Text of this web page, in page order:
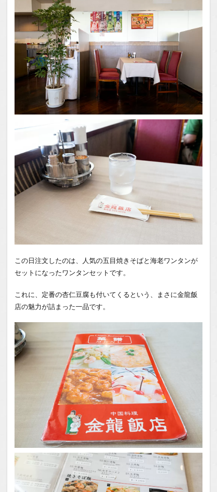
この日注文したのは、人気の五目焼きそばと海老ワンタンが
セットになったワンタンセットです。
これに、定番の杏仁豆腐も付いてくるという、まさに金龍飯
店の魅力が詰まった一品です。